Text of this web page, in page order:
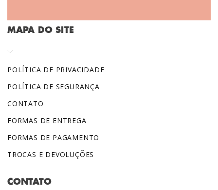
MAPA DO SITE
POLÍTICA DE PRIVACIDADE
POLÍTICA DE SEGURANÇA
CONTATO
FORMAS DE ENTREGA
FORMAS DE PAGAMENTO
TROCAS E DEVOLUÇÕES
CONTATO